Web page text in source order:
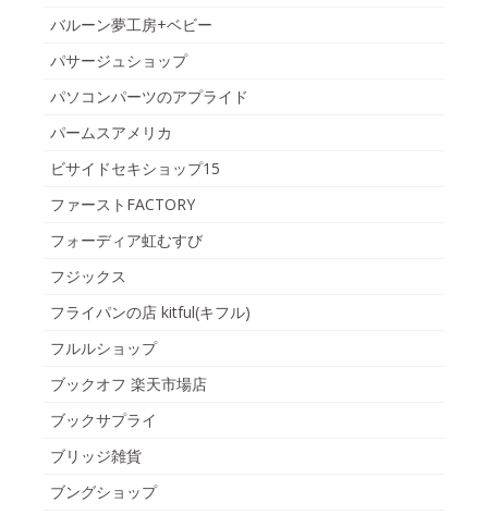
バルーン夢工房+ベビー
パサージュショップ
パソコンパーツのアプライド
パームスアメリカ
ビサイドセキショップ15
ファーストFACTORY
フォーディア虹むすび
フジックス
フライパンの店 kitful(キフル)
フルルショップ
ブックオフ 楽天市場店
ブックサプライ
ブリッジ雑貨
ブングショップ